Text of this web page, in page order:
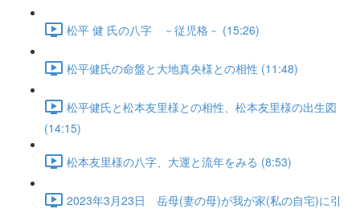
松平 健 氏の八字 －従児格－ (15:26)
松平健氏の命盤と大地真央様との相性 (11:48)
松平健氏と松本友里様との相性、松本友里様の出生図
(14:15)
松本友里様の八字、大運と流年をみる (8:53)
2023年3月23日 岳母(妻の母)が我が家(私の自宅)に引